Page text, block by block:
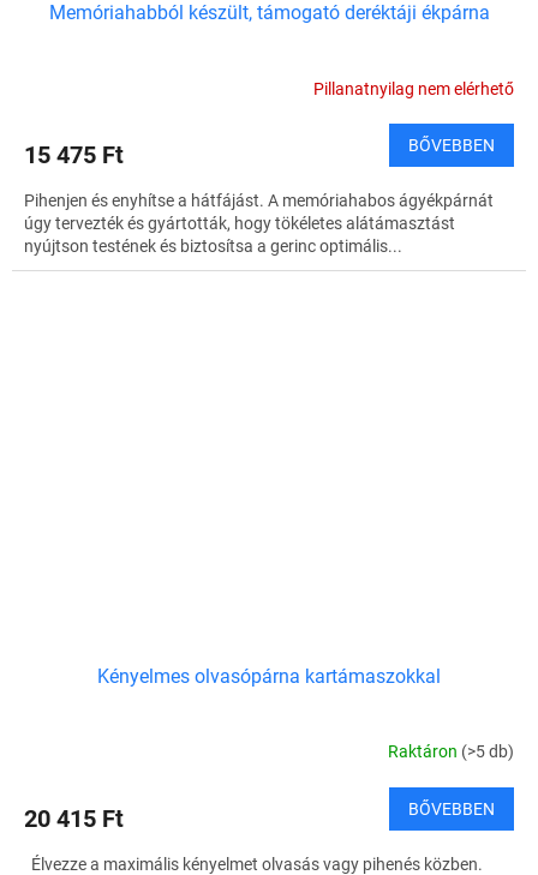
Memóriahabból készült, támogató deréktáji ékpárna
Pillanatnyilag nem elérhető
15 475 Ft BŐVEBBEN
Pihenjen és enyhítse a hátfájást. A memóriahabos ágyékpárnát
úgy tervezték és gyártották, hogy tökéletes alátámasztást
nyújtson testének és biztosítsa a gerinc optimális...
Kényelmes olvasópárna kartámaszokkal
Raktáron (>5 db)
20 415 Ft BŐVEBBEN
Élvezze a maximális kényelmet olvasás vagy pihenés közben.